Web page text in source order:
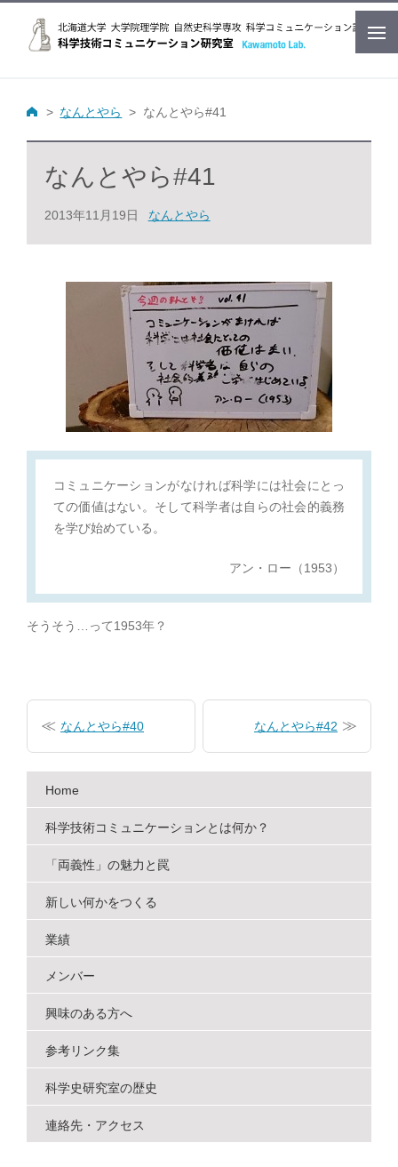
なんとやら なんとやら#41
なんとやら#41
2013年11月19日 なんとやら
コミュニケーションがなければ科学には社会にとっ
ての価値はない。そして科学者は自らの社会的義務
を学び始めている。
アン・ロー（1953）
そうそう…って1953年？
稿
ナ
ン
なんとやら#40 なんとやら#42
Home
科学技術コミュニケーションとは何か？
「両義性」の魅力と罠
新しい何かをつくる
業績
メンバー
興味のある方へ
参考リンク集
科学史研究室の歴史
連絡先・アクセス